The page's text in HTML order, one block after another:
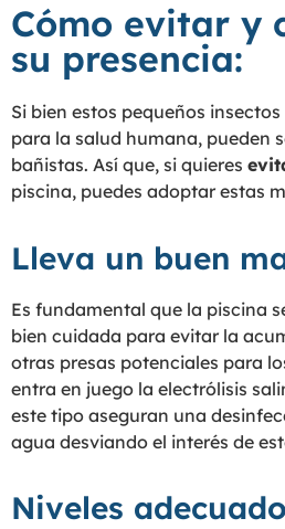
Cómo evitar y
su presencia:
Si bien estos pequeños
para la salud humana, pueden
bañistas. Así que, si quieres
piscina, puedes adoptar estas
Lleva un buen
Es fundamental que la piscina
bien cuidada para evitar la
otras presas potenciales para
entra en juego la electrólisis
este tipo aseguran una
agua desviando el interés de
Niveles